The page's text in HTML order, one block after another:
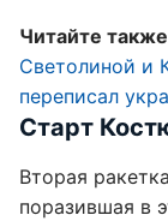
Читайте
Светолиной и
переписал
Старт
Вторая
поразившая в